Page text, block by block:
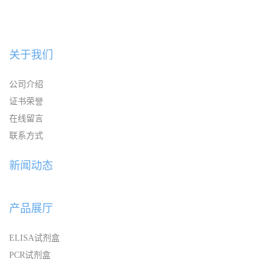
关于我们
公司介绍
证书荣誉
在线留言
联系方式
新闻动态
产品展厅
ELISA试剂盒
PCR试剂盒